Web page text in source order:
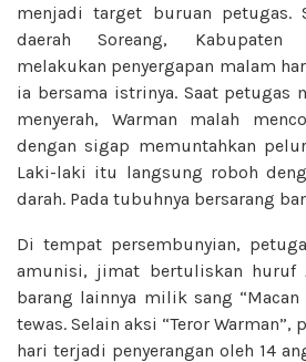
menjadi target buruan petugas.
daerah Soreang, Kabupaten
melakukan penyergapan malam
ia bersama istrinya. Saat petugas
menyerah, Warman malah
dengan sigap memuntahkan
Laki-laki itu langsung roboh
darah. Pada tubuhnya bersarang
Di tempat persembunyian,
amunisi, jimat bertuliskan huruf
barang lainnya milik sang “Macan
tewas. Selain aksi “Teror Warman”,
hari terjadi penyerangan oleh 14